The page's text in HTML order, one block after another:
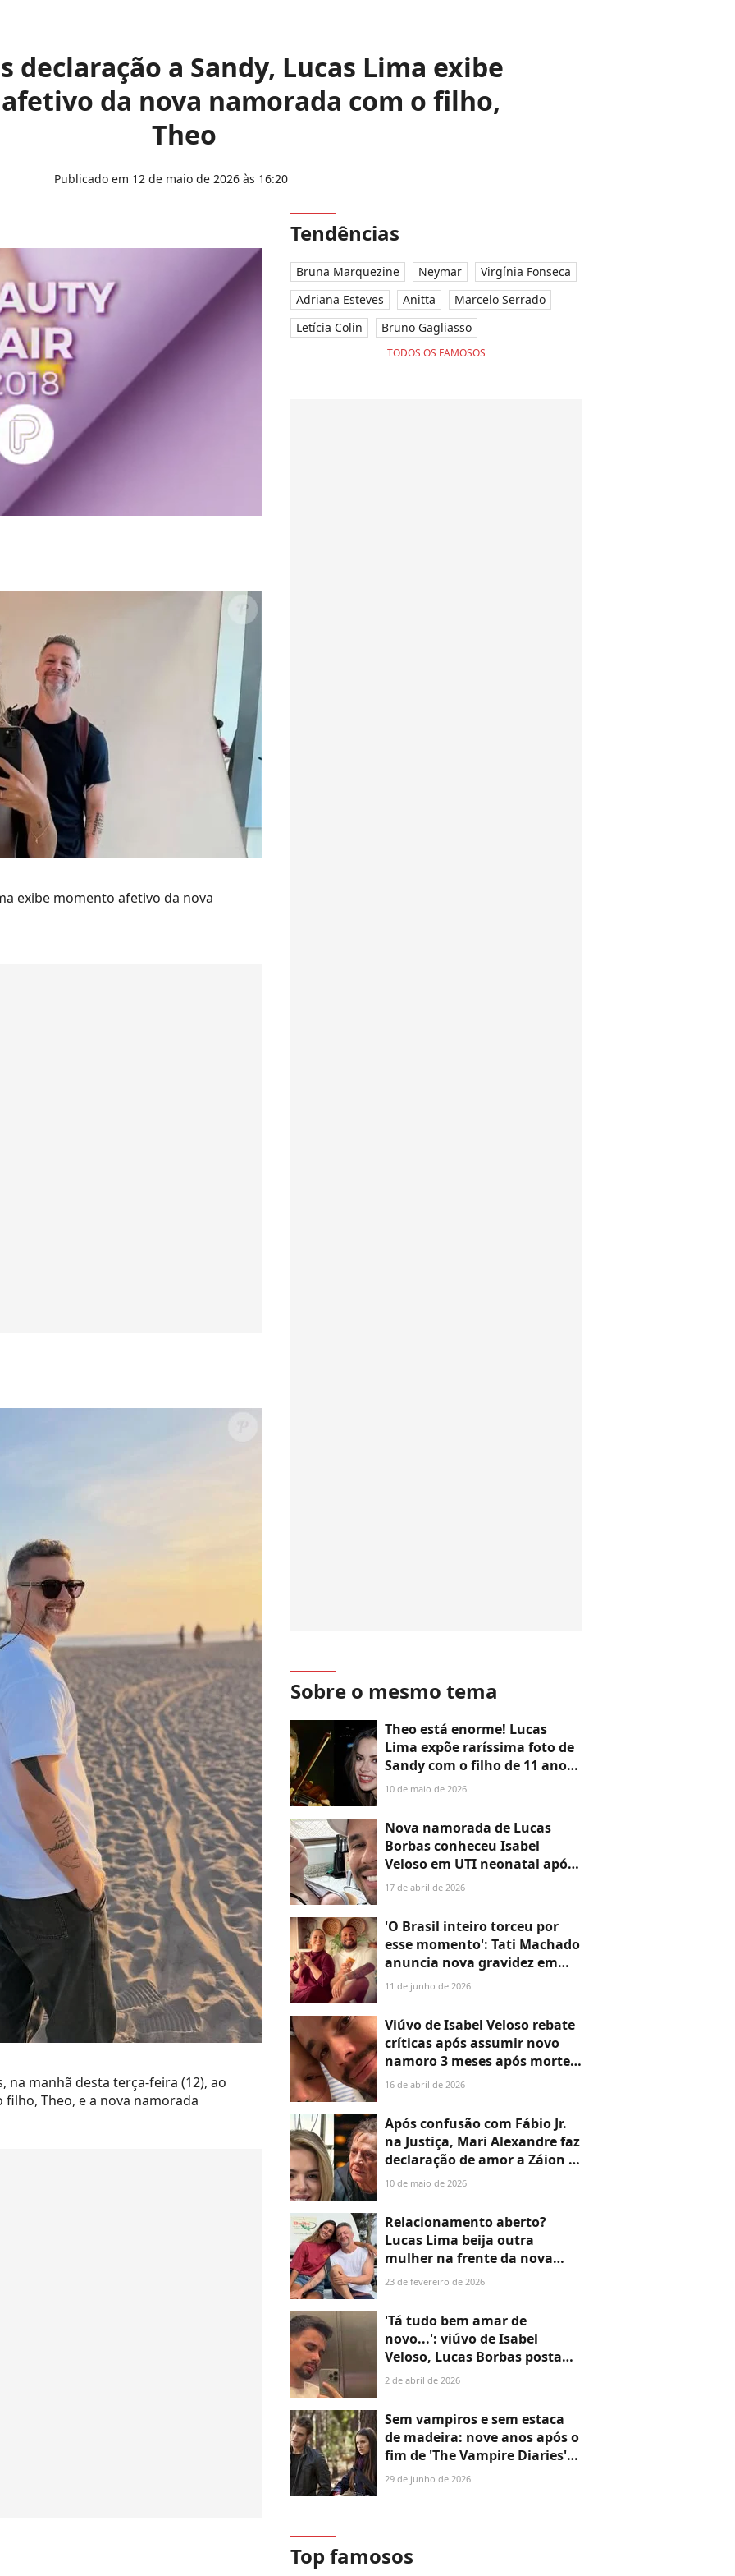
declaração a Sandy, Lucas Lima exibe
da nova namorada com o filho,
Theo
Publicado em 12 de maio de 2026 às 16:20
exibe momento afetivo da nova
na manhã desta terça-feira (12), ao
Theo, e a nova namorada
Tendências
Bruna Marquezine Neymar
Virgínia Fonseca
Adriana Esteves
Anitta
Marcelo Serrado
Letícia Colin
Bruno Gagliasso
TODOS OS FAMOSOS
Sobre o mesmo tema
Theo está enorme! Lucas
Lima expõe raríssima foto de
Sandy com o filho de 11 anos
e se declara à ex no Dia das
maiores sortes’
10 de maio de 2026
Nova namorada de Lucas
Borbas conheceu Isabel
Veloso em UTI neonatal após
nascimento prematuro de
17 de abril de 2026
'O Brasil inteiro torceu por
esse momento': Tati Machado
anuncia nova gravidez em
vídeo EMOCIONANTE após
comemora
11 de junho de 2026
Viúvo de Isabel Veloso rebate
críticas após assumir novo
namoro 3 meses após morte
da influencer: ‘Seguir em
16 de abril de 2026
Após confusão com Fábio Jr.
na Justiça, Mari Alexandre faz
declaração de amor a Záion e
exibe raro momento com o
você até depois do fim'
10 de maio de 2026
Relacionamento aberto?
Lucas Lima beija outra
mulher na frente da nova
namorada durante o
23 de fevereiro de 2026
'Tá tudo bem amar de
novo...': viúvo de Isabel
Veloso, Lucas Borbas posta
reflexão e web suspeita de
morte da influenciadora
2 de abril de 2026
Sem vampiros e sem estaca
de madeira: nove anos após o
fim de 'The Vampire Diaries',
Nina Dobrev e Paul Wesley
29 de junho de 2026
Top famosos